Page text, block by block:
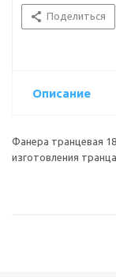
Поделиться
Описание
Фанера транцевая
изготовления